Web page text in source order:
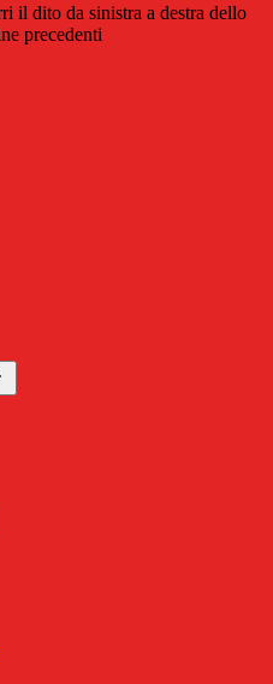
il dito da sinistra a destra dello
precedenti